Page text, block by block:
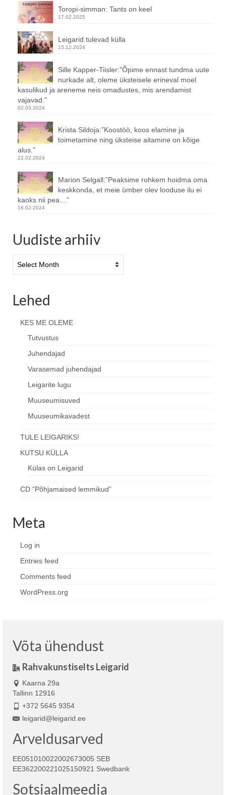
Toropi-simman: Tants on keel
17.02.2025
Leigarid tulevad külla
15.12.2024
Sille Kapper-Tiisler:”Õpime ennast tundma uute
nurkade alt, oleme üksteisele erineval moel
kasulikud ja areneme neis omadustes, mis arendamist
vajavad.”
02.03.2024
Krista Sildoja:”Koostöö, koos elamine ja
toimetamine ning üksteise aitamine on kõige
alus.”
22.02.2024
Marion Selgall:”Peaksime rohkem hoidma oma
keskkonda, et meie ümber olev looduse ilu ei
kaoks nii pea…”
16.02.2024
Uudiste arhiiv
arhiiv
Lehed
KES ME OLEME
Tutvustus
Juhendajad
Varasemad juhendajad
Leigarite lugu
Muuseumisuved
Muuseumikavadest
TULE LEIGARIKS!
KUTSU KÜLLA
Külas on Leigarid
CD “Põhjamaised lemmikud”
Meta
Log in
Entries feed
Comments feed
WordPress.org
Võta ühendust
Rahvakunstiselts Leigarid
Kaarna 29a
Tallinn 12916
+372 5645 9354
leigarid@leigarid.ee
Arveldusarved
EE051010022002673005 SEB
EE362200221025150921 Swedbank
Sotsiaalmeedia